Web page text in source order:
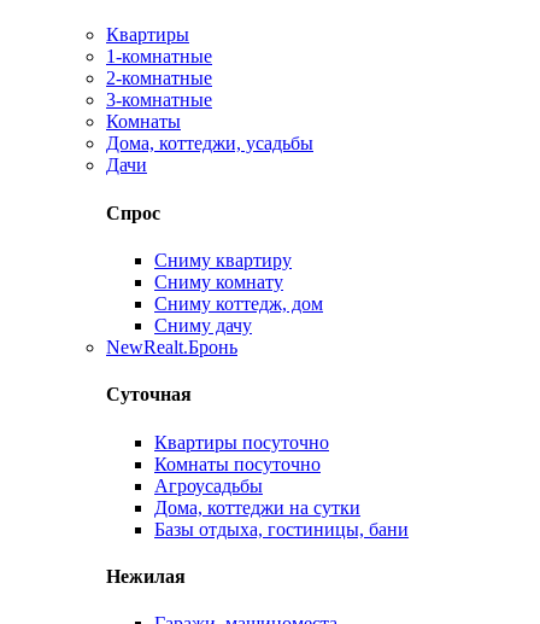
Квартиры
1-комнатные
2-комнатные
3-комнатные
Комнаты
Дома, коттеджи, усадьбы
Дачи
Спрос
Сниму квартиру
Сниму комнату
Сниму коттедж, дом
Сниму дачу
NewRealt.Бронь
Суточная
Квартиры посуточно
Комнаты посуточно
Агроусадьбы
Дома, коттеджи на сутки
Базы отдыха, гостиницы, бани
Нежилая